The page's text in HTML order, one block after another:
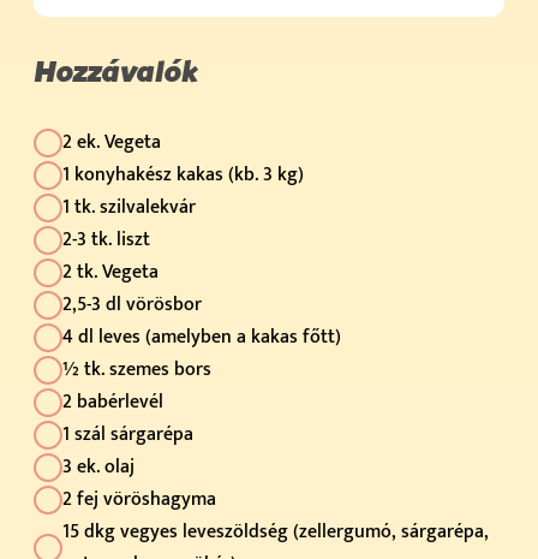
Hozzávalók
2 ek. Vegeta
1 konyhakész kakas (kb. 3 kg)
1 tk. szilvalekvár
2-3 tk. liszt
2 tk. Vegeta
2,5-3 dl vörösbor
4 dl leves (amelyben a kakas főtt)
½ tk. szemes bors
2 babérlevél
1 szál sárgarépa
3 ek. olaj
2 fej vöröshagyma
15 dkg vegyes leveszöldség (zellergumó, sárgarépa,